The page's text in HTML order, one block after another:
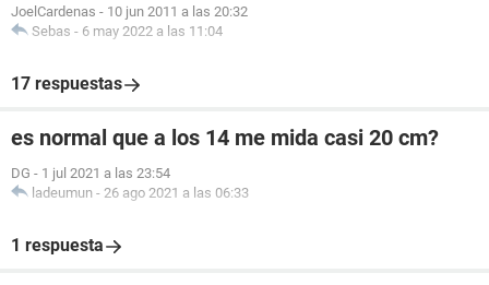
JoelCardenas - 10 jun 2011 a las 20:32
Sebas - 6 may 2022 a las 11:04
17 respuestas
es normal que a los 14 me mida casi 20 cm?
DG - 1 jul 2021 a las 23:54
ladeumun - 26 ago 2021 a las 06:33
1 respuesta